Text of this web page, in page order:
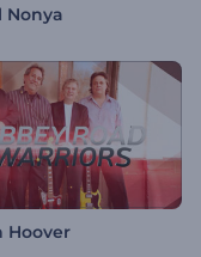
Nonya
Hoover